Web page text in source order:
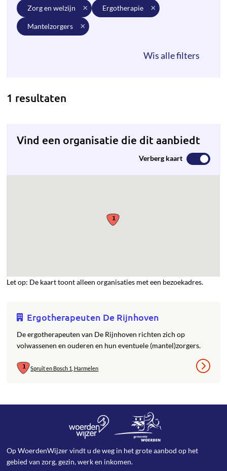
zorg en welzijn ergotherapie
mantelzorgers
1 resultaten
Vind een organisatie die dit aanbiedt
Verberg kaart
Let op: De kaart toont alleen organisaties met een bezoekadres.
Ergotherapeuten De Rijnhoven
De ergotherapeuten van De Rijnhoven richten zich op
volwassenen en ouderen en hun eventuele (mantel)zorgers.
Spruit en Bosch 1, Harmelen
Op WoerdenWijzer vindt u de weg in het grote aanbod op het
gebied van zorg, gezin, werk en inkomen.